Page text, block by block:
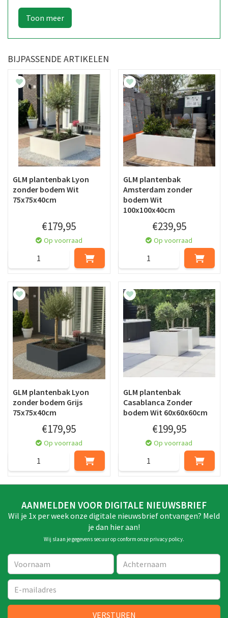
BIJPASSENDE ARTIKELEN
GLM plantenbak Lyon
zonder bodem Wit
75x75x40cm
€179,95
Op voorraad
GLM plantenbak
Amsterdam zonder
bodem Wit
100x100x40cm
€239,95
Op voorraad
GLM plantenbak Lyon
zonder bodem Grijs
75x75x40cm
€179,95
Op voorraad
GLM plantenbak
Casablanca Zonder
bodem Wit 60x60x60cm
€199,95
Op voorraad
AANMELDEN VOOR DIGITALE NIEUWSBRIEF
Wil je 1x per week onze digitale nieuwsbrief ontvangen? Meld
je dan hier aan!
Wij slaan je gegevens secuur op conform onze privacy policy.